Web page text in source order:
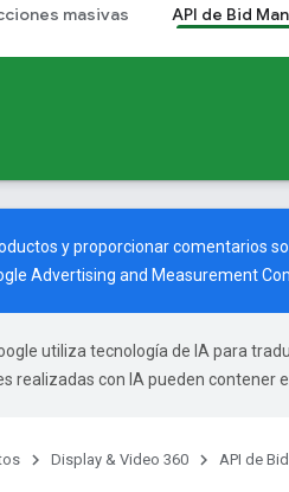
masivas API de Bid
y proporcionar comentarios
Advertising and Measurement
utiliza tecnología de IA para
realizadas con IA pueden contener
Display & Video 360 API de